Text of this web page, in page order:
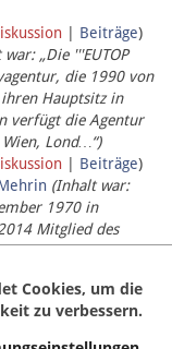
Beiträge)
„Die '''EUTOP
die 1990 von
Hauptsitz in
verfügt die Agentur
Lond…“)
Beiträge)
(Inhalt war:
1970 in
Mitglied des
2014 ist sie für
Cookies, um die
zu verbessern.